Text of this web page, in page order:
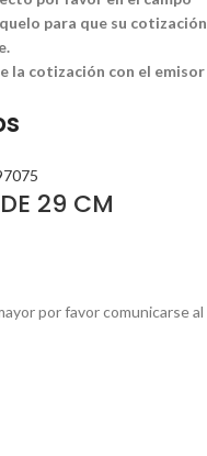
para que su cotización
la cotización con el emisor
29 CM
por favor comunicarse al